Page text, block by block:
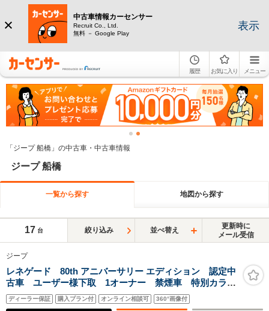
中古車情報カーセンサー
Recruit Co., Ltd.
無料 － Google Play
表示
履歴 お気に入り メニュー
「ジープ 船橋」の中古車・中古車情報
ジープ 船橋
一覧から探す 地図から探す
17 台 絞り込み 並べ替え
更新時に
メール受信
ジープ
レネゲード 80th アニバーサリー エディション 認定中
古車 ユーザー様下取 1オーナー 禁煙車 特別カラー
(ビキニ) 80th特別仕様車(50台限定) CarPlay デュア
ルペインパノラミックSR 記録簿 取扱説明書 スペア
ディーラー保証 購入プラン付 オンライン相談可 360°画像付